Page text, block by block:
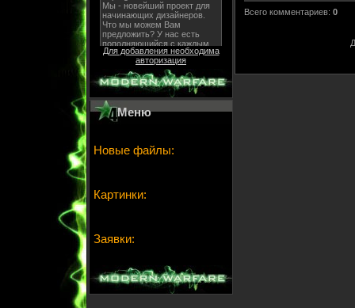
Для добавления необходима
авторизация
Меню
Новые файлы:
Картинки:
Заявки:
Всего комментариев: 0